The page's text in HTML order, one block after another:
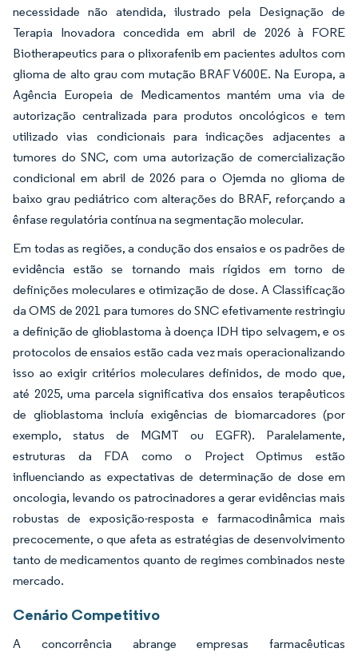
necessidade não atendida, ilustrado pela Designação de
Terapia Inovadora concedida em abril de 2026 à FORE
Biotherapeutics para o plixorafenib em pacientes adultos com
glioma de alto grau com mutação BRAF V600E. Na Europa, a
Agência Europeia de Medicamentos mantém uma via de
autorização centralizada para produtos oncológicos e tem
utilizado vias condicionais para indicações adjacentes a
tumores do SNC, com uma autorização de comercialização
condicional em abril de 2026 para o Ojemda no glioma de
baixo grau pediátrico com alterações do BRAF, reforçando a
ênfase regulatória contínua na segmentação molecular.
Em todas as regiões, a condução dos ensaios e os padrões de
evidência estão se tornando mais rígidos em torno de
definições moleculares e otimização de dose. A Classificação
da OMS de 2021 para tumores do SNC efetivamente restringiu
a definição de glioblastoma à doença IDH tipo selvagem, e os
protocolos de ensaios estão cada vez mais operacionalizando
isso ao exigir critérios moleculares definidos, de modo que,
até 2025, uma parcela significativa dos ensaios terapêuticos
de glioblastoma incluía exigências de biomarcadores (por
exemplo, status de MGMT ou EGFR). Paralelamente,
estruturas da FDA como o Project Optimus estão
influenciando as expectativas de determinação de dose em
oncologia, levando os patrocinadores a gerar evidências mais
robustas de exposição-resposta e farmacodinâmica mais
precocemente, o que afeta as estratégias de desenvolvimento
tanto de medicamentos quanto de regimes combinados neste
mercado.
Cenário Competitivo
A concorrência abrange empresas farmacêuticas